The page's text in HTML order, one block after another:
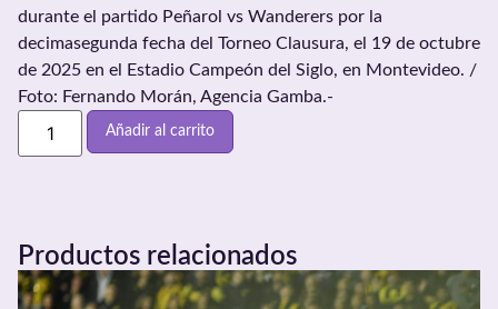
durante el partido Peñarol vs Wanderers por la
decimasegunda fecha del Torneo Clausura, el 19 de octubre
de 2025 en el Estadio Campeón del Siglo, en Montevideo. /
Foto: Fernando Morán, Agencia Gamba.-
Añadir al carrito
Productos relacionados